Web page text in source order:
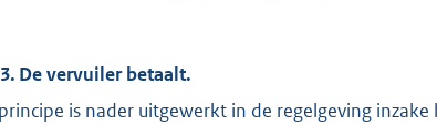
De vervuiler betaalt.
is nader uitgewerkt in de regelgeving